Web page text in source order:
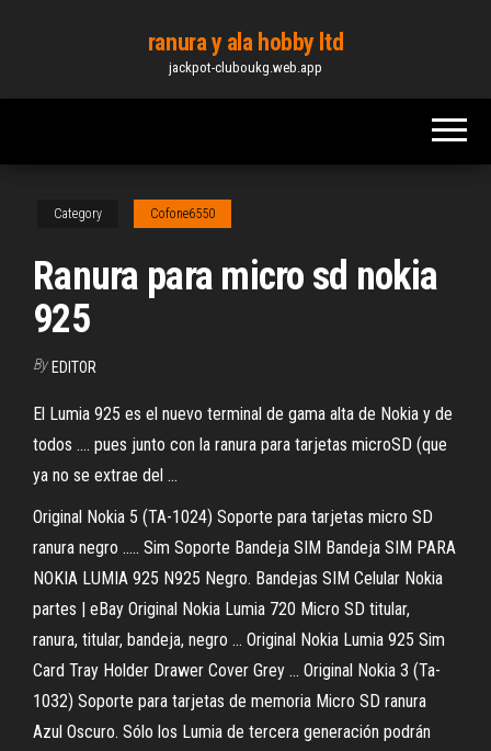
content
ranura y ala hobby ltd
jackpot-cluboukg.web.app
Category Cofone6550
Ranura para micro sd nokia
925
By EDITOR
El Lumia 925 es el nuevo terminal de gama alta de Nokia y de
todos .... pues junto con la ranura para tarjetas microSD (que
ya no se extrae del ...
Original Nokia 5 (TA-1024) Soporte para tarjetas micro SD
ranura negro ..... Sim Soporte Bandeja SIM Bandeja SIM PARA
NOKIA LUMIA 925 N925 Negro. Bandejas SIM Celular Nokia
partes | eBay Original Nokia Lumia 720 Micro SD titular,
ranura, titular, bandeja, negro ... Original Nokia Lumia 925 Sim
Card Tray Holder Drawer Cover Grey ... Original Nokia 3 (Ta-
1032) Soporte para tarjetas de memoria Micro SD ranura
Azul Oscuro. Sólo los Lumia de tercera generación podrán